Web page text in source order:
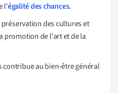
l'égalité des chances.
préservation des cultures et
promotion de l'art et de la
contribue au bien-être général